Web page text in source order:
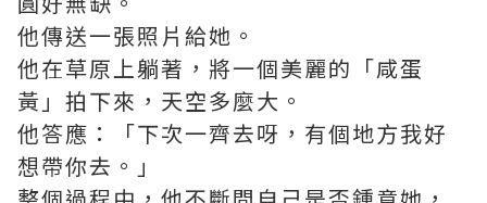
他傳送一張照片給她。
他在草原上躺著，將一個美麗的「咸蛋
黃」拍下來，天空多麼大。
他答應：「下次一齊去呀，有個地方我好
想帶你去。」